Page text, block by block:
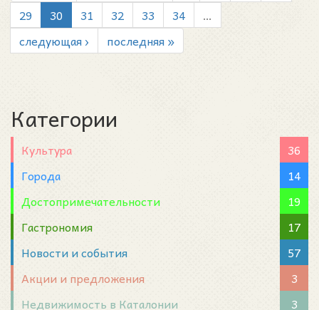
29
30 31 32 33 34
…
следующая ›
последняя »
Категории
Культура
36
Города
14
Достопримечательности
19
Гастрономия
17
Новости и события
57
Акции и предложения
3
Недвижимость в Каталонии
3